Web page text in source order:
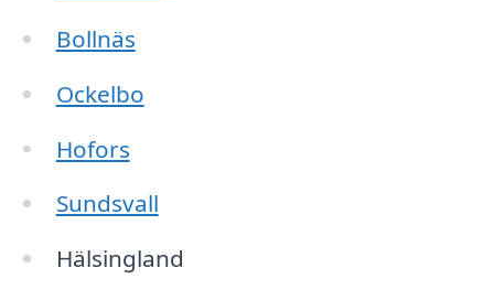
Bollnäs
Ockelbo
Hofors
Sundsvall
Hälsingland